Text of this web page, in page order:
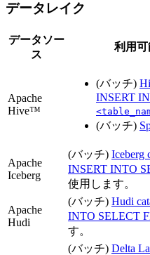
データレイク
データソー
ス
利用
Apache
Hive™
(バッチ)
INSERT
(バッチ)
Apache
Iceberg
(バッチ) Iceberg
INSERT INTO
使用します。
Apache
Hudi
(バッチ) Hudi
INTO SELECT
す。
(バッチ) Delta